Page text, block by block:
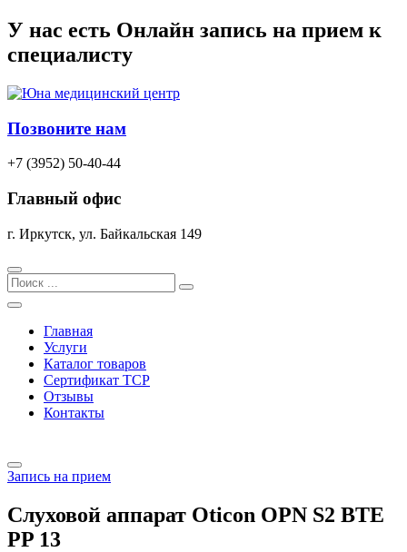
Перейти
к
содержимому
У нас есть Онлайн запись на прием к
специалисту
Позвоните нам
+7 (3952) 50-40-44
Главный офис
г. Иркутск, ул. Байкальская 149
Search
Главная
Услуги
Каталог товаров
Сертификат TCP
Отзывы
Контакты
Запись на прием
Слуховой аппарат Oticon OPN S2 BTE
PP 13